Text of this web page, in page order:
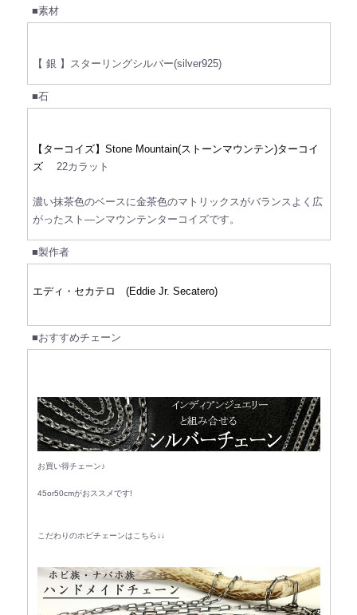
■素材
【 銀 】スターリングシルバー(silver925)
■石
【ターコイズ】Stone Mountain(ストーンマウンテン)ターコイ
ズ
22カラット
濃い抹茶色のベースに金茶色のマトリックスがバランスよく広
がったスト―ンマウンテンターコイズです。
■製作者
エディ・セカテロ (Eddie Jr. Secatero)
■おすすめチェーン
お買い得チェーン♪
45or50cmがおススメです!
こだわりのホピチェーンはこちら↓↓